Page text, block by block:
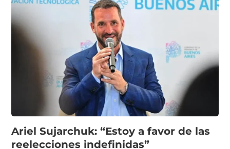
Ariel Sujarchuk: “Estoy a favor de las
reelecciones indefinidas”